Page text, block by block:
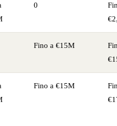
0
Fino a €15M
Fino a €15M